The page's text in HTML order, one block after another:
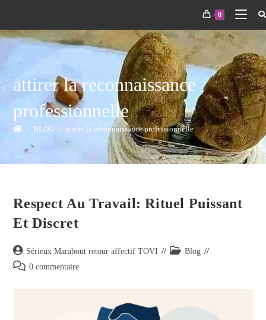
0
attirer la reconnaissance
professionnelle
> BLOG > attirer la reconnaissance professionnelle
Respect Au Travail: Rituel Puissant
Et Discret
Sérieux Marabout retour affectif TOVI
Blog
0 commentaire